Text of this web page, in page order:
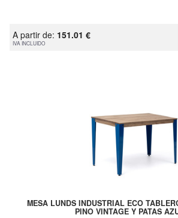
A partir de: 151.01 €
IVA INCLUIDO
MESA LUNDS INDUSTRIAL ECO
PINO VINTAGE Y PATAS